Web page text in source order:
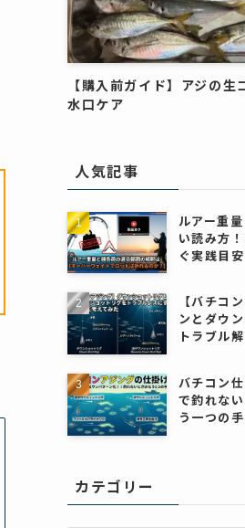
【購入前ガイド】アジの生
水口ケア
人気記事
ルアー重
い読み方
ぐ実践目安
【バチコ
ンとダウ
トラブル
バチコン
で釣れな
う一つの手
カテゴリー